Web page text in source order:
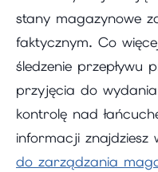
stany magazynowe
faktycznym. Co
śledzenie przepływu
przyjęcia do
kontrolę nad
informacji znajdziesz
do zarządzania